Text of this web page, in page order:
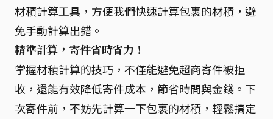
材積計算工具，方便我們快速計算包裹的材積，避
免手動計算出錯。
精準計算，寄件省時省力！
掌握材積計算的技巧，不僅能避免超商寄件被拒
收，還能有效降低寄件成本，節省時間與金錢。下
次寄件前，不妨先計算一下包裹的材積，輕鬆搞定